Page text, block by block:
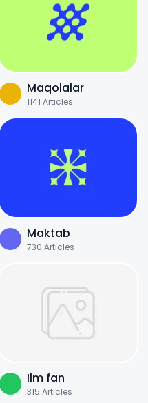
Maqolalar
1141 Articles
Maktab
730 Articles
Ilm fan
315 Articles